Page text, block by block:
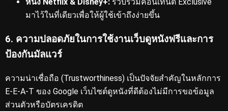
มาไว้ในที่เดียวเพื่อให้ผู้ใช้เข้าถึงง่ายขึ้น
6. ความปลอดภัยในการใช้งานเว็บดูหนังฟรีและการ
ป้องกันมัลแวร์
ความน่าเชื่อถือ (Trustworthiness) เป็นปัจจัยสำคัญในหลักการ
E-E-A-T ของ Google เว็บไซต์ดูหนังที่ดีต้องไม่มีการขอข้อมูล
ส่วนตัวหรือบัตรเครดิต